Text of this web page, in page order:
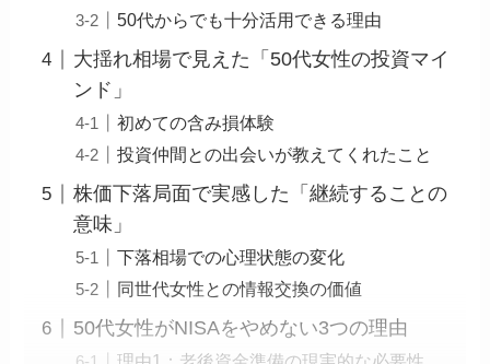
50代からでも十分活用できる理由
大揺れ相場で見えた「50代女性の投資マイ
ンド」
初めての含み損体験
投資仲間との出会いが教えてくれたこと
株価下落局面で実感した「継続することの
意味」
下落相場での心理状態の変化
同世代女性との情報交換の価値
50代女性がNISAをやめない3つの理由